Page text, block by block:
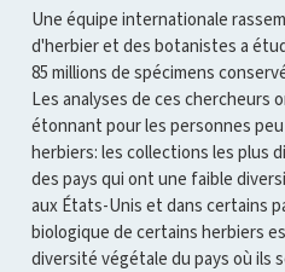
Une équipe internationale
d'herbier et des botanistes a
85 millions de spécimens
Les analyses de ces chercheurs
étonnant pour les personnes
herbiers: les collections les plus
des pays qui ont une faible
aux États-Unis et dans certains
biologique de certains herbiers
diversité végétale du pays où ils